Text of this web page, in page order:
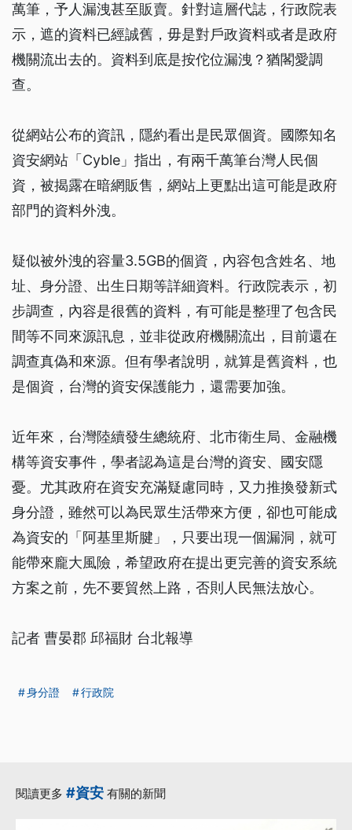
萬筆，予人漏洩甚至販賣。針對這層代誌，行政院表
示，遮的資料已經誠舊，毋是對戶政資料或者是政府
機關流出去的。資料到底是按佗位漏洩？猶閣愛調
查。
從網站公布的資訊，隱約看出是民眾個資。國際知名
資安網站「Cyble」指出，有兩千萬筆台灣人民個
資，被揭露在暗網販售，網站上更點出這可能是政府
部門的資料外洩。
疑似被外洩的容量3.5GB的個資，內容包含姓名、地
址、身分證、出生日期等詳細資料。行政院表示，初
步調查，內容是很舊的資料，有可能是整理了包含民
間等不同來源訊息，並非從政府機關流出，目前還在
調查真偽和來源。但有學者說明，就算是舊資料，也
是個資，台灣的資安保護能力，還需要加強。
近年來，台灣陸續發生總統府、北市衛生局、金融機
構等資安事件，學者認為這是台灣的資安、國安隱
憂。尤其政府在資安充滿疑慮同時，又力推換發新式
身分證，雖然可以為民眾生活帶來方便，卻也可能成
為資安的「阿基里斯腱」，只要出現一個漏洞，就可
能帶來龐大風險，希望政府在提出更完善的資安系統
方案之前，先不要貿然上路，否則人民無法放心。
記者 曹晏郡 邱福財 台北報導
身分證 行政院
閱讀更多 #資安 有關的新聞